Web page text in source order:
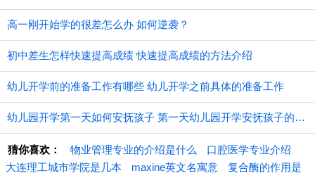
高一刚开始学的很差怎么办 如何逆袭？
初中差生怎样快速提高成绩 快速提高成绩的方法介绍
幼儿开学前的准备工作有哪些 幼儿开学之前具体的准备工作
幼儿园开学第一天如何安抚孩子 第一天幼儿园开学安抚孩子的注意事项
猜你喜欢： 物业管理专业的介绍是什么
口腔医学专业介绍
大连理工城市学院是几本
maxine英文名寓意
复合酶的作用是